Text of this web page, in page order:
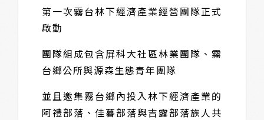
第一次霧台林下經濟產業經營團隊正式
啟動
團隊組成包含屏科大社區林業團隊、霧
台鄉公所與源森生態青年團隊
並且邀集霧台鄉內投入林下經濟產業的
阿禮部落、佳暮部落與吉露部落族人共